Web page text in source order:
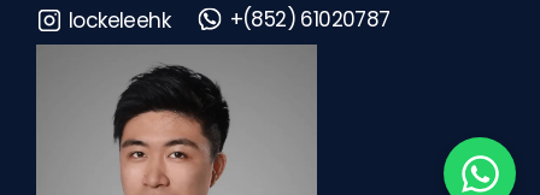
lockeleehk
+(852) 61020787